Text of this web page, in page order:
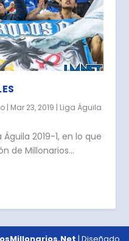
| Mar 23, 2019 | Liga Águila
2019-1, en lo que
de Millonarios...